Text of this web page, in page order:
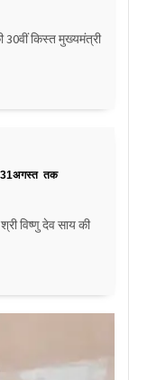
30वीं किस्त मुख्यमंत्री
31अगस्त तक
विष्णु देव साय की